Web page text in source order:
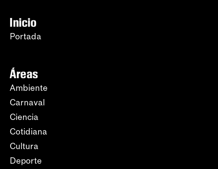
Inicio
Portada
Áreas
Ambiente
Carnaval
Ciencia
Cotidiana
Cultura
Deporte